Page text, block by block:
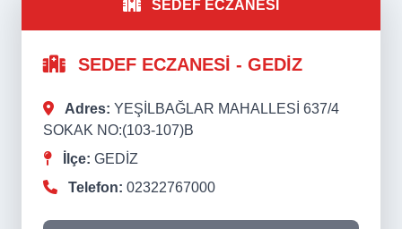
SEDEF ECZANESİ
SEDEF ECZANESİ - GEDİZ
Adres: YEŞİLBAĞLAR MAHALLESİ 637/4
SOKAK NO:(103-107)B
İlçe: GEDİZ
Telefon: 02322767000